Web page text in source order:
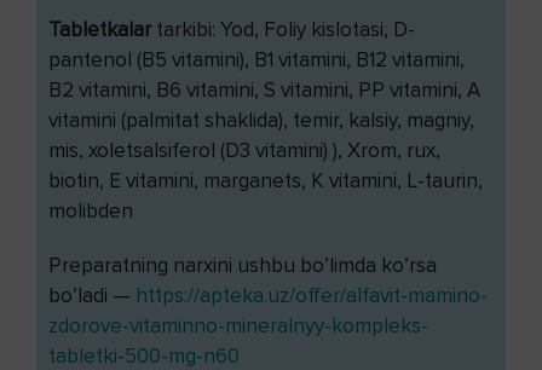
Tabletkalartarkibi: Yod, Foliy kislotasi, D-
pantenol (B5 vitamini), B1 vitamini, B12 vitamini,
B2 vitamini, B6 vitamini, S vitamini, PP vitamini, A
vitamini (palmitat shaklida), temir, kalsiy, magniy,
mis, xoletsalsiferol (D3 vitamini) ), Xrom, rux,
biotin, E vitamini, marganets, K vitamini, L-taurin,
molibden
Preparatning narxini ushbu bo’limda ko’rsa
bo’ladi — https://apteka.uz/offer/alfavit-mamino-
zdorove-vitaminno-mineralnyy-kompleks-
tabletki-500-mg-n60